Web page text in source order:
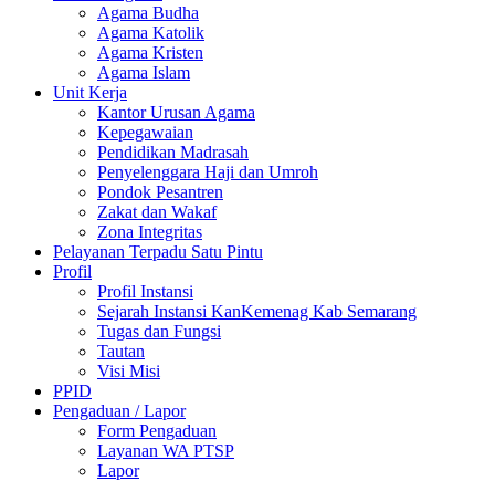
Agama Budha
Agama Katolik
Agama Kristen
Agama Islam
Unit Kerja
Kantor Urusan Agama
Kepegawaian
Pendidikan Madrasah
Penyelenggara Haji dan Umroh
Pondok Pesantren
Zakat dan Wakaf
Zona Integritas
Pelayanan Terpadu Satu Pintu
Profil
Profil Instansi
Sejarah Instansi KanKemenag Kab Semarang
Tugas dan Fungsi
Tautan
Visi Misi
PPID
Pengaduan / Lapor
Form Pengaduan
Layanan WA PTSP
Lapor